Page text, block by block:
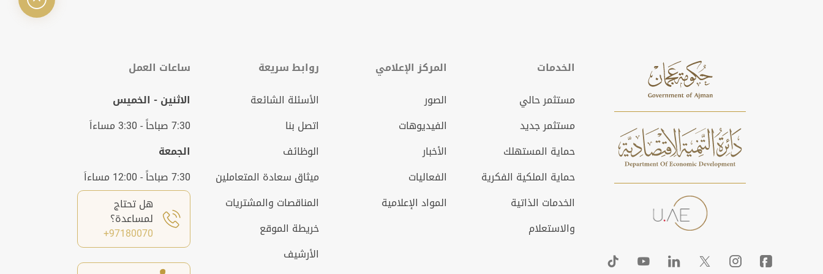
الخدمات
مستثمر حالي
مستثمر جديد
حماية المستهلك
حماية الملكية الفكرية
الخدمات الذاتية
والاستعلام
المركز الإعلامي
الصور
الفيديوهات
الأخبار
الفعاليات
المواد الإعلامية
روابط سريعة
الأسئلة الشائعة
اتصل بنا
الوظائف
ميثاق سعادة المتعاملين
المناقصات والمشتريات
خريطة الموقع
الأرشيف
ساعات العمل
الاثنين - الخميس
7:30 صباحاً - 3:30 مساءاَ
الجمعة
7:30 صباحاً - 12:00 مساءاَ
هل تحتاج
لمساعدة؟
97180070+